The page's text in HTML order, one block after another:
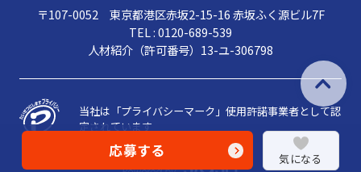
応募する 気になる
〒107-0052 東京都港区赤坂2-15-16 赤坂ふく源ビル7F
TEL : 0120-689-539
人材紹介（許可番号）13-ユ-306798
当社は「プライバシーマーク」使用許諾事業者として認
定されています